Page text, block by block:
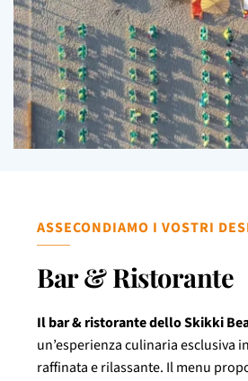
ASSECONDIAMO I VOSTRI
Bar & Ristorante
Il bar & ristorantedello Skikki
un’esperienza culinaria esclusiva
raffinata e rilassante. Il menu